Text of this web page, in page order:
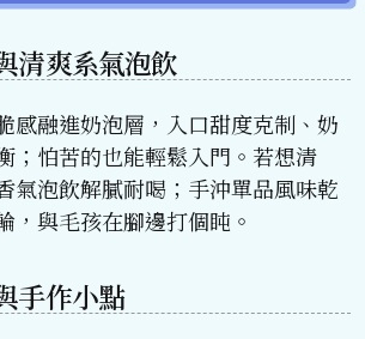
清爽系氣泡飲
感融進奶泡層，入口甜度克制、奶
；怕苦的也能輕鬆入門。若想清
氣泡飲解膩耐喝；手沖單品風味乾
，與毛孩在腳邊打個盹。
手作小點